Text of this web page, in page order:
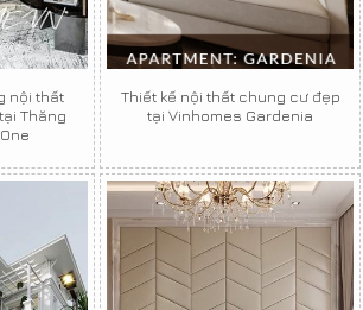
nội thất
Thăng
Thiết kế nội thất chung cư đẹp
tại Vinhomes Gardenia